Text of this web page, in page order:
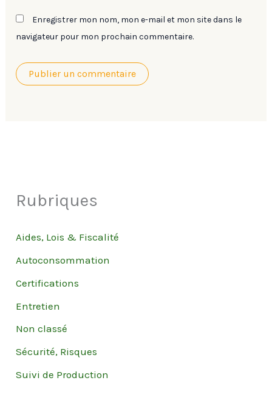
Enregistrer mon nom, mon e-mail et mon site dans le
navigateur pour mon prochain commentaire.
Rubriques
Aides, Lois & Fiscalité
Autoconsommation
Certifications
Entretien
Non classé
Sécurité, Risques
Suivi de Production